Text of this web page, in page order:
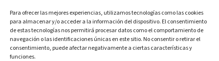
Para ofrecer las mejores experiencias, utilizamos tecnologías como las cookies
para almacenar y/o acceder a la información del dispositivo. El consentimiento
de estas tecnologías nos permitirá procesar datos como el comportamiento de
navegación o las identificaciones únicas en este sitio. No consentir o retirar el
consentimiento, puede afectar negativamente a ciertas características y
funciones.
Renacimiento
El gran quiebre con la Edad
Media. Búsqueda de simetría,
proporción y armonía
geométrica.